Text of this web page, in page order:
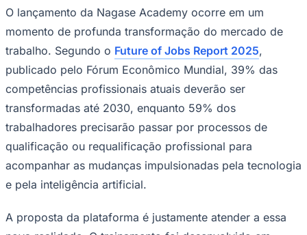
São Paulo
O lançamento da Nagase Academy ocorre em um
momento de profunda transformação do mercado de
trabalho. Segundo o Future of Jobs Report 2025,
publicado pelo Fórum Econômico Mundial, 39% das
competências profissionais atuais deverão ser
transformadas até 2030, enquanto 59% dos
trabalhadores precisarão passar por processos de
qualificação ou requalificação profissional para
acompanhar as mudanças impulsionadas pela tecnologia
e pela inteligência artificial.
A proposta da plataforma é justamente atender a essa